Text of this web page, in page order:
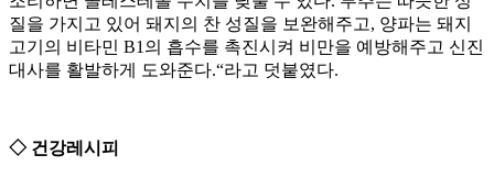
질을 가지고 있어 돼지의 찬 성질을 보완해주고, 양파는 돼지
고기의 비타민 B1의 흡수를 촉진시켜 비만을 예방해주고 신진
대사를 활발하게 도와준다.“라고 덧붙였다.
◇ 건강레시피